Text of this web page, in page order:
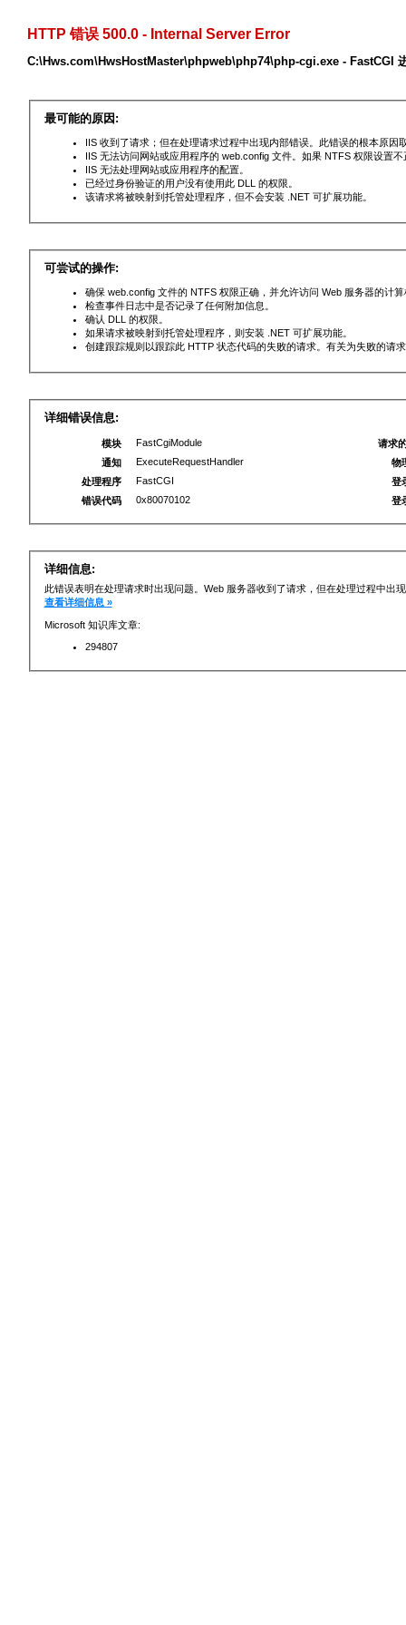
HTTP 错误 500.0 - Internal Server Error
C:\Hws.com\HwsHostMaster\phpweb\php74\php-cgi.exe - FastCGI
最可能的原因:
IIS 收到了请求；但在处理请求过程中出现内部错误。此错误的根本原
IIS 无法访问网站或应用程序的 web.config 文件。如果 NTFS 权限设置
IIS 无法处理网站或应用程序的配置。
已经过身份验证的用户没有使用此 DLL 的权限。
该请求将被映射到托管处理程序，但不会安装 .NET 可扩展功能。
可尝试的操作:
确保 web.config 文件的 NTFS 权限正确，并允许访问 Web 服务器的计
检查事件日志中是否记录了任何附加信息。
确认 DLL 的权限。
如果请求被映射到托管处理程序，则安装 .NET 可扩展功能。
创建跟踪规则以跟踪此 HTTP 状态代码的失败的请求。有关为失败的请
详细错误信息:
模块
FastCgiModule
通知
ExecuteRequestHandler
处理程序
FastCGI
错误代码
0x80070102
请求
物
登
登
详细信息:
此错误表明在处理请求时出现问题。Web 服务器收到了请求，但在处理过程中出
查看详细信息 »
Microsoft 知识库文章:
294807